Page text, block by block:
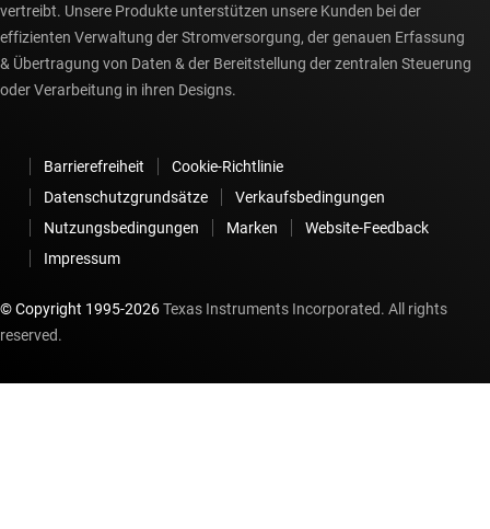
vertreibt. Unsere Produkte unterstützen unsere Kunden bei der
effizienten Verwaltung der Stromversorgung, der genauen Erfassung
& Übertragung von Daten & der Bereitstellung der zentralen Steuerung
oder Verarbeitung in ihren Designs.
Barrierefreiheit
Cookie-Richtlinie
Datenschutzgrundsätze
Verkaufsbedingungen
Nutzungsbedingungen
Marken
Website-Feedback
Impressum
© Copyright 1995-2026Texas Instruments Incorporated. All rights
reserved.